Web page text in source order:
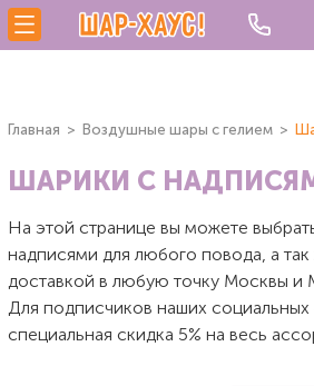
Главная Воздушные шары с гелием
ШАРИКИ С
На этой странице вы можете
надписями для любого повода, а так
доставкой в любую точку Москвы и
Для подписчиков наших социальных
специальная скидка 5% на весь